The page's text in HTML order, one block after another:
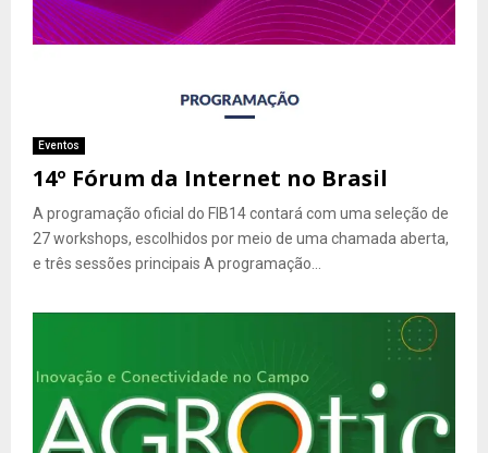
Eventos
14º Fórum da Internet no Brasil
A programação oficial do FIB14 contará com uma seleção de
27 workshops, escolhidos por meio de uma chamada aberta,
e três sessões principais A programação...